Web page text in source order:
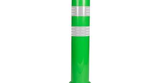
uszkodzeniom pojazdu w razie uderzenia
- Nie wymagają napraw ani słupka, ani
pojazdu - Zwiększają bezpieczeństwo
ruchu drogowego - Ułatwiają orientację w
ruchu drogowym i na parkingach